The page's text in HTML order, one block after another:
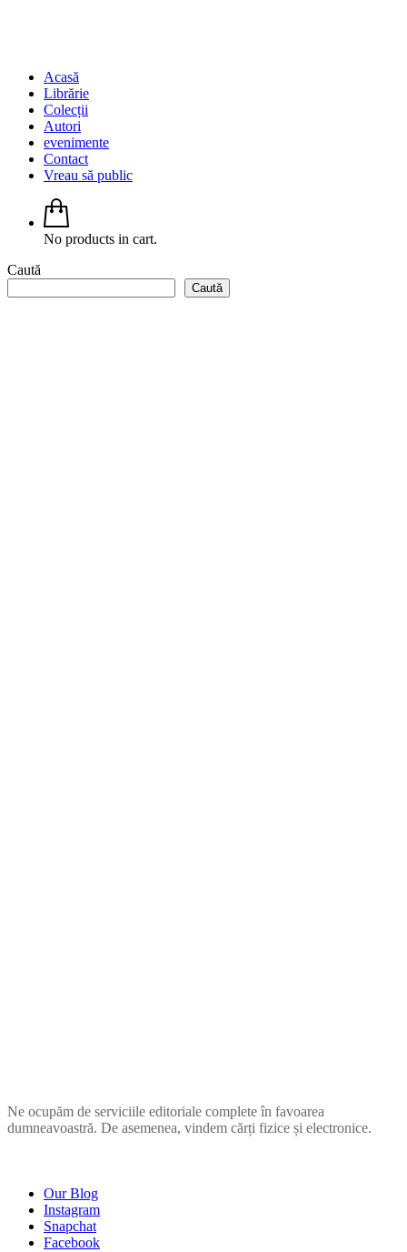
Acasă
Librărie
Colecții
Autori
evenimente
Contact
Vreau să public
No products in cart.
Caută
Caută
Ne ocupăm de serviciile editoriale complete în favoarea
dumneavoastră. De asemenea, vindem cărți fizice și electronice.
Our Blog
Instagram
Snapchat
Facebook